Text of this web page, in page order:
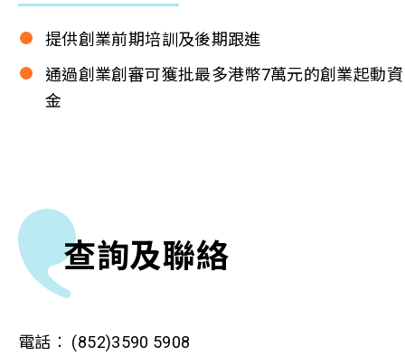
提供創業前期培訓及後期跟進
通過創業創審可獲批最多港幣7萬元的創業起動資
金
查詢及聯絡
電話︰ (852)3590 5908